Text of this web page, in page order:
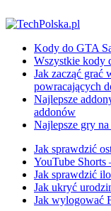
Kody do GTA
Wszystkie kody
Jak zacząć grać
powracających
Najlepsze
addonów
Najlepsze gry
Jak sprawdzić
YouTube Shorts
Jak sprawdzić
Jak ukryć
Jak wylogować